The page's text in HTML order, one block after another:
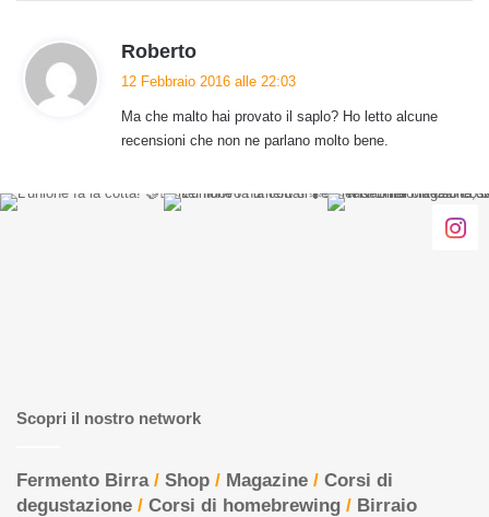
:
Roberto
e
t
o
12 Febbraio 2016 alle 22:03
Ma che malto hai provato il saplo? Ho letto alcune
recensioni che non ne parlano molto bene.
Scopri il nostro network
Fermento Birra/ Shop / Magazine / Corsi di
degustazione / Corsi di homebrewing / Birraio